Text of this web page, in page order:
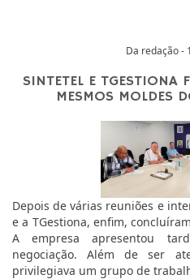
Da redação -
SINTETEL E TGESTIONA
MESMOS MOLDES
Depois de várias reuniões e
e a TGestiona, enfim,
A empresa apresentou
negociação. Além de ser
privilegiava um grupo de